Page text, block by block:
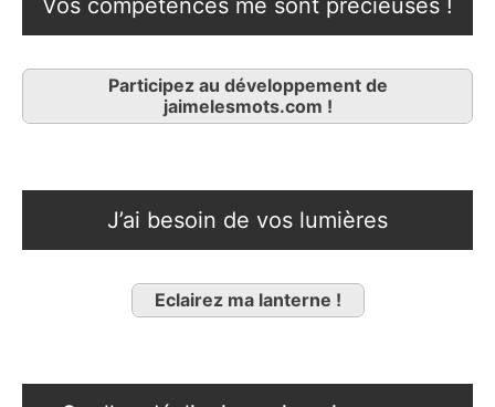
Participez au développement de
jaimelesmots.com !
J’ai besoin de vos lumières
Eclairez ma lanterne !